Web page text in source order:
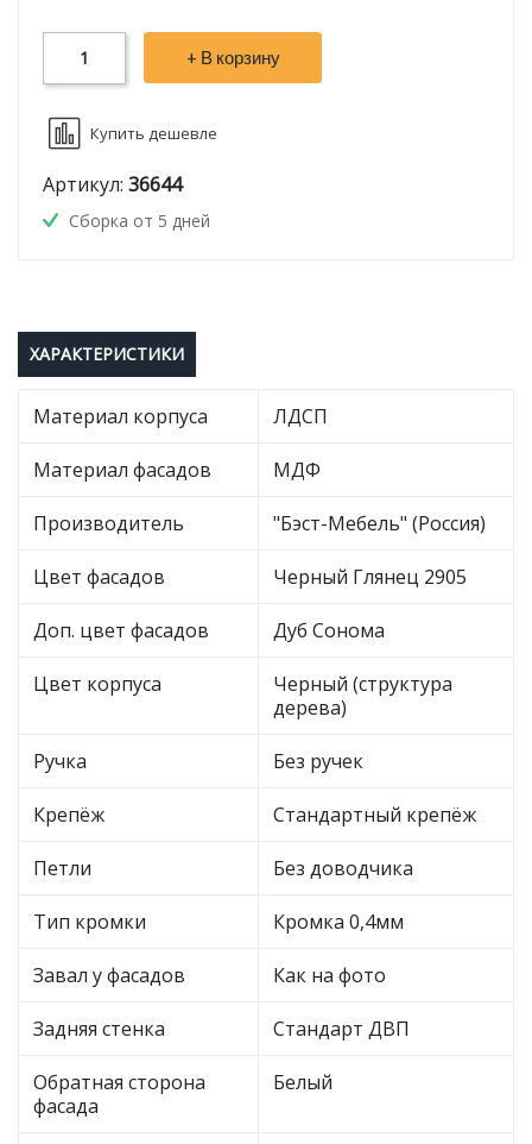
+ В корзину
Купить дешевле
Артикул: 36644
Сборка от 5 дней
ХАРАКТЕРИСТИКИ
Материал корпуса ЛДСП
Материал фасадов МДФ
Производитель "Бэст-Мебель" (Россия)
Цвет фасадов Черный Глянец 2905
Доп. цвет фасадов Дуб Сонома
Цвет корпуса
Черный (структура
дерева)
Ручка Без ручек
Крепёж Стандартный крепёж
Петли Без доводчика
Тип кромки Кромка 0,4мм
Завал у фасадов Как на фото
Задняя стенка Стандарт ДВП
Обратная сторона
фасада
Белый